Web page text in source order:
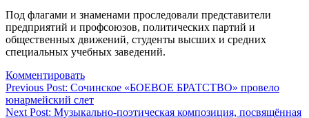
Под флагами и знаменами проследовали представители
предприятий и профсоюзов, политических партий и
общественных движений, студенты высших и средних
специальных учебных заведений.
Комментировать
Навигация
по
Previous Post: Сочинское «БОЕВОЕ БРАТСТВО» провело
юнармейский слет
Next Post: Музыкально-поэтическая композиция, посвящённая